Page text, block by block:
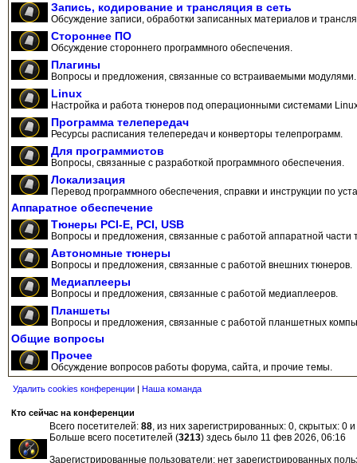
Запись, кодирование и трансляция в сеть
Обсуждение записи, обработки записанных материалов и
Стороннее ПО
Обсуждение стороннего программного обеспечения.
Плагины
Вопросы и предложения, связанные со встраиваемыми модулями.
Linux
Настройка и работа тюнеров под операционными системами
Программа телепередач
Ресурсы расписания телепередач и конверторы телепрограмм.
Для программистов
Вопросы, связанные с разработкой программного обеспечения.
Локализация
Перевод программного обеспечения, справки и инструкции по
Аппаратное обеспечение
Тюнеры PCI-E, PCI, USB
Вопросы и предложения, связанные с работой аппаратной части
Автономные тюнеры
Вопросы и предложения, связанные с работой внешних тюнеров.
Медиаплееры
Вопросы и предложения, связанные с работой медиаплееров.
Планшеты
Вопросы и предложения, связанные с работой планшетных
Общие вопросы
Прочее
Обсуждение вопросов работы форума, сайта, и прочие темы.
Удалить cookies конференции | Наша команда
Кто сейчас на конференции
Всего посетителей: 88, из них зарегистрированных: 0, скрытых: 0
Больше всего посетителей (3213) здесь было 11 фев 2026, 06:16
Зарегистрированные пользователи: нет зарегистрированных